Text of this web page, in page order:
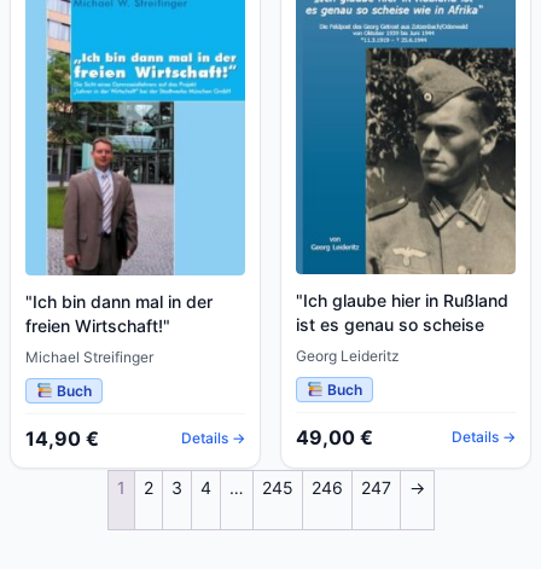
"Ich bin dann mal in der
freien Wirtschaft!"
Michael Streifinger
Buch
14,90 € Details →
"Ich glaube hier in Rußland
ist es genau so scheise
wie in Afrika"
Georg Leideritz
Buch
49,00 € Details →
1 2 3 4 … 245 246 247 →